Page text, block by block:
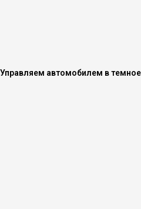
Управляем автомобилем в